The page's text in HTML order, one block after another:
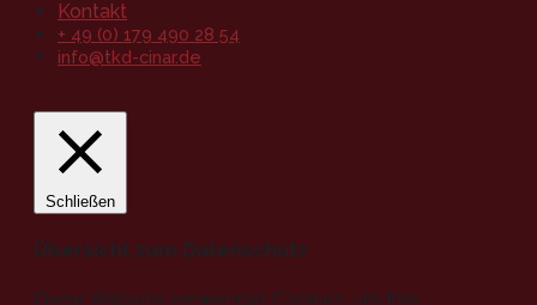
Kontakt
+ 49 (0) 179 490 28 54
info@tkd-cinar.de
Schließen
Übersicht zum Datenschutz
Diese Website verwendet Cookies, um Ihre